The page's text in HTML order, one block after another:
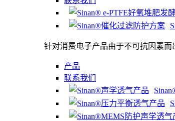
针对消费电子产品由于不可抗因素
产品
联系我们